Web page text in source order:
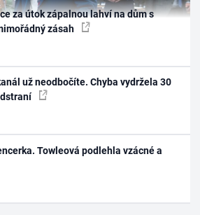
za útok zápalnou lahví na dům s
zásah
už neodbočíte. Chyba vydržela 30
Towleová podlehla vzácné a